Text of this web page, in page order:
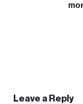
Leave a Reply